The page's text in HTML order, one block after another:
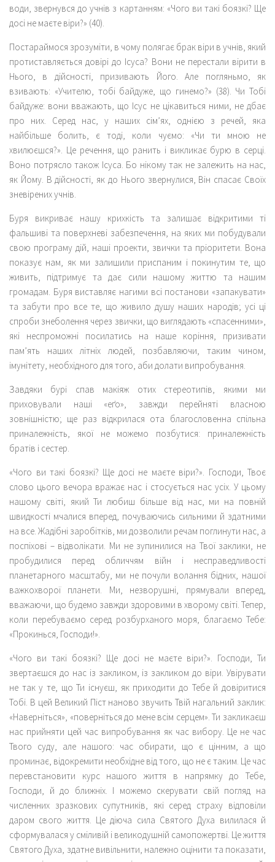
води, звернувся до учнів з картанням: «Чого ви такі боязкі? Ще
досі не маєте віри?» (40).
Постараймося зрозуміти, в чому полягає брак віри в учнів, який
протиставляється довірі до Ісуса? Вони не перестали вірити в
Нього, в дійсності, призивають Його. Але погляньмо, як
взивають: «Учителю, тобі байдуже, що гинемо?» (38). Чи Тобі
байдуже: вони вважають, що Ісус не цікавиться ними, не дбає
про них. Серед нас, у наших сім’ях, однією з речей, яка
найбільше болить, є тоді, коли чуємо: «Чи ти мною не
хвилюєшся?». Це речення, що ранить і викликає бурю в серці.
Воно потрясло також Ісуса. Бо нікому так не залежить на нас,
як Йому. В дійсності, як до Нього звернулися, Він спасає Своїх
зневірених учнів.
Буря викриває нашу крихкість та залишає відкритими ті
фальшиві та поверхневі забезпечення, на яких ми побудували
свою програму дій, наші проекти, звички та пріоритети. Вона
показує нам, як ми залишили приспаним і покинутим те, що
живить, підтримує та дає сили нашому життю та нашим
громадам. Буря виставляє нагими всі постанови «запакувати»
та забути про все те, що живило душу наших народів; усі ці
спроби знеболення через звички, що виглядають «спасенними»,
які неспроможні посилатись на наше коріння, призивати
пам’ять наших літніх людей, позбавляючи, таким чином,
імунітету, необхідного для того, аби долати випробування.
Завдяки бурі спав макіяж отих стереотипів, якими ми
приховували наші «еґо», завжди перейняті власною
зовнішністю; ще раз відкрилася ота благословенна спільна
приналежність, якої не можемо позбутися: приналежність
братів і сестер.
«Чого ви такі боязкі? Ще досі не маєте віри?». Господи, Твоє
слово цього вечора вражає нас і стосується нас усіх. У цьому
нашому світі, який Ти любиш більше від нас, ми на повній
швидкості мчалися вперед, почуваючись сильними й здатними
на все. Жадібні заробітків, ми дозволили речам поглинути нас, а
поспіхові – відволікати. Ми не зупинилися на Твої заклики, не
пробудилися перед обличчям війн і несправедливості
планетарного масштабу, ми не почули волання бідних, нашої
важкохворої планети. Ми, незворушні, прямували вперед,
вважаючи, що будемо завжди здоровими в хворому світі. Тепер,
коли перебуваємо серед розбурханого моря, благаємо Тебе:
«Прокинься, Господи!».
«Чого ви такі боязкі? Ще досі не маєте віри?». Господи, Ти
звертаєшся до нас із закликом, із закликом до віри. Увірувати
не так у те, що Ти існуєш, як приходити до Тебе й довіритися
Тобі. В цей Великий Піст наново звучить Твій нагальний заклик:
«Наверніться», «поверніться до мене всім серцем». Ти закликаєш
нас прийняти цей час випробування як час вибору. Це не час
Твого суду, але нашого: час обирати, що є цінним, а що
проминає, відокремити необхідне від того, що не є таким. Це час
перевстановити курс нашого життя в напрямку до Тебе,
Господи, й до ближніх. І можемо скерувати свій погляд на
численних зразкових супутників, які серед страху відповіли
даром свого життя. Це діюча сила Святого Духа вилилася й
сформувалася у сміливій і великодушній самопожертві. Це життя
Святого Духа, здатне вивільнити, належно оцінити та показати,